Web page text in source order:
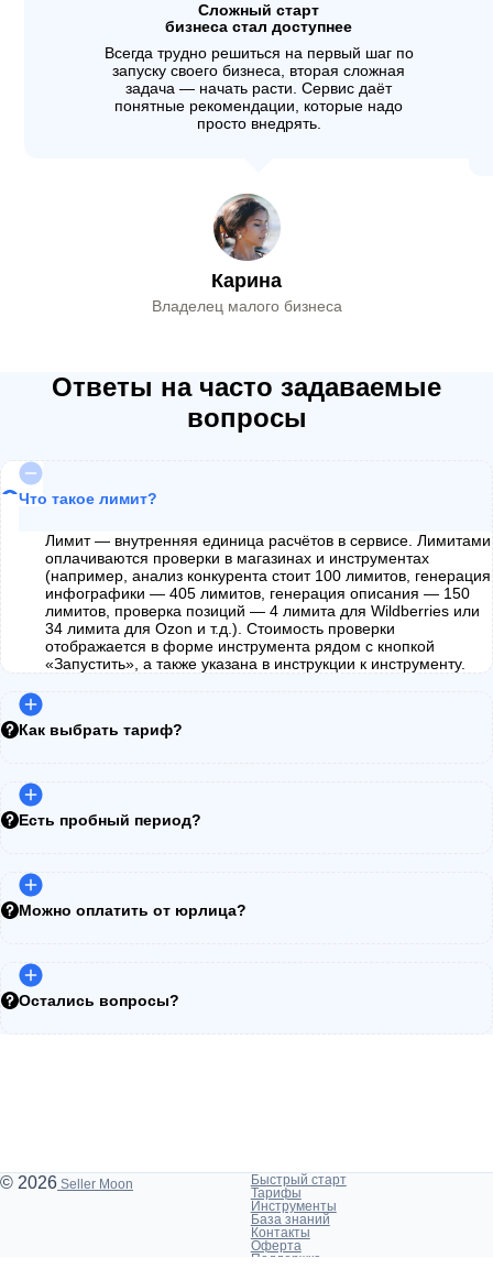
Сложный старт
бизнеса стал доступнее
Всегда трудно решиться на первый шаг по
запуску своего бизнеса, вторая сложная
задача — начать расти. Сервис даёт
понятные рекомендации, которые надо
просто внедрять.
Карина
Владелец малого бизнеса
Ответы на часто задаваемые
вопросы
Что такое лимит?
Лимит — внутренняя единица расчётов в сервисе. Лимитами
оплачиваются проверки в магазинах и инструментах
(например, анализ конкурента стоит 100 лимитов, генерация
инфографики — 405 лимитов, генерация описания — 150
лимитов, проверка позиций — 4 лимита для Wildberries или
34 лимита для Ozon и т.д.). Стоимость проверки
отображается в форме инструмента рядом с кнопкой
«Запустить», а также указана в инструкции к инструменту.
Как выбрать тариф?
Есть пробный период?
Можно оплатить от юрлица?
Остались вопросы?
© 2026 Seller Moon
Быстрый старт
Тарифы
Инструменты
База знаний
Контакты
Оферта
Поддержка